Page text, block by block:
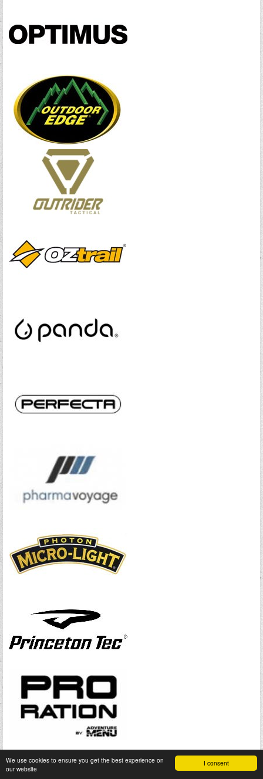
I consent
We use cookies to ensure you get the best experience on
our website